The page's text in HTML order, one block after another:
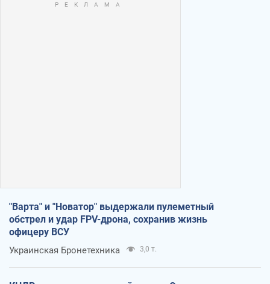
"Варта" и "Новатор" выдержали пулеметный
обстрел и удар FPV-дрона, сохранив жизнь
офицеру ВСУ
Украинская Бронетехника 3,0 т.